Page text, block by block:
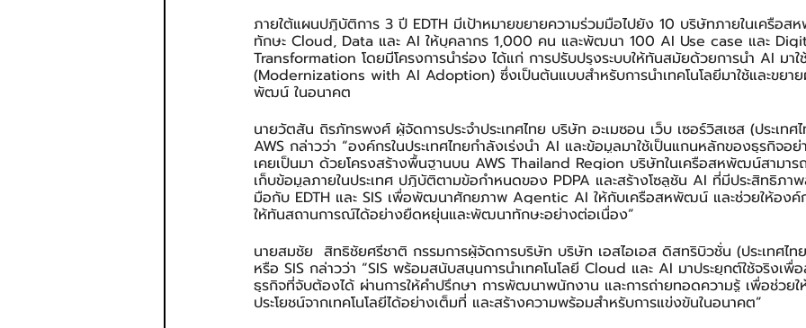
ภายใต้แผนปฏิบัติการ 3 ปี EDTH มีเป้าหมายขยายความร่วมมือไปยัง 10 บริษัทภายในเครื
ทักษะ Cloud, Data และ AI ให้บุคลากร 1,000 คน และพัฒนา 100 AI Use case และ
Transformation โดยมีโครงการนำร่อง ได้แก่ การปรับปรุงระบบให้ทันสมัยด้วยการนำ AI มาใ
(Modernizations with AI Adoption) ซึ่งเป็นต้นแบบสำหรับการนำเทคโนโลยีมาใช้และขยา
พัฒน์ ในอนาคต
นายวัตสัน ถิรภัทรพงศ์ ผู้จัดการประจำประเทศไทย บริษัท อะเมซอน เว็บ เซอร์วิสเซส (ประเท
AWS กล่าวว่า “องค์กรในประเทศไทยกำลังเร่งนำ AI และข้อมูลมาใช้เป็นแกนหลักของธุรกิจอย่
เคยเป็นมา ด้วยโครงสร้างพื้นฐานบน AWS Thailand Region บริษัทในเครือสหพัฒน์สามาร
เก็บข้อมูลภายในประเทศ ปฏิบัติตามข้อกำหนดของ PDPA และสร้างโซลูชัน AI ที่มีประสิทธิภา
มือกับ EDTH และ SIS เพื่อพัฒนาศักยภาพ Agentic AI ให้กับเครือสหพัฒน์ และช่วยให้องค์
ให้ทันสถานการณ์ได้อย่างยืดหยุ่นและพัฒนาทักษะอย่างต่อเนื่อง”
นายสมชัย  สิทธิชัยศรีชาติ กรรมการผู้จัดการบริษัท บริษัท เอสไอเอส ดิสทริบิวชั่น (ประเทศไ
หรือ SIS กล่าวว่า “SIS พร้อมสนับสนุนการนำเทคโนโลยี Cloud และ AI มาประยุกต์ใช้จริงเพื่
ธุรกิจที่จับต้องได้ ผ่านการให้คำปรึกษา การพัฒนาพนักงาน และการถ่ายทอดความรู้ เพื่อช่วยใ
ประโยชน์จากเทคโนโลยีได้อย่างเต็มที่ และสร้างความพร้อมสำหรับการแข่งขันในอนาคต”